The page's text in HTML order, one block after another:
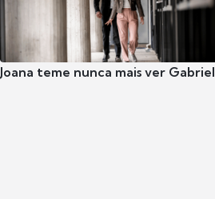
Joana teme nunca mais ver Gabriel